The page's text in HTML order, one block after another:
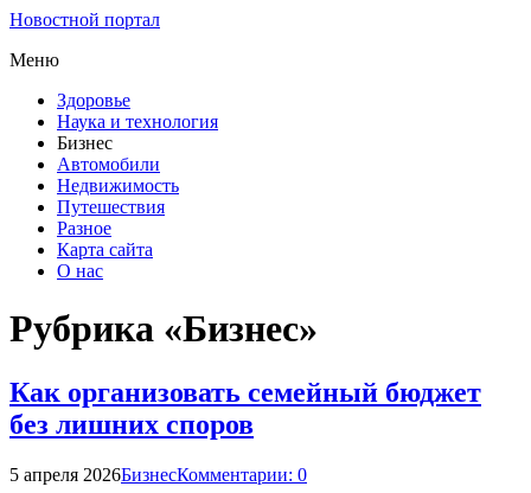
Новостной портал
Меню
Здоровье
Наука и технология
Бизнес
Автомобили
Недвижимость
Путешествия
Разное
Карта сайта
О нас
Рубрика «Бизнес»
Как организовать семейный бюджет
без лишних споров
5 апреля 2026БизнесКомментарии: 0